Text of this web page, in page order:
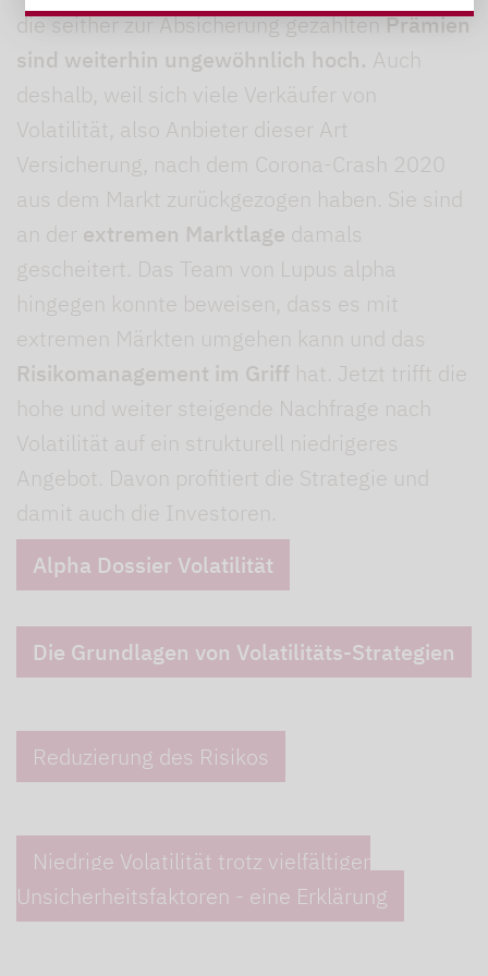
die seither zur Absicherung gezahltenPrämien
sind weiterhin ungewöhnlich hoch. Auch
deshalb, weil sich viele Verkäufer von
Volatilität, also Anbieter dieser Art
Versicherung, nach dem Corona-Crash 2020
aus dem Markt zurückgezogen haben. Sie sind
an der extremen Marktlage damals
gescheitert. Das Team von Lupus alpha
hingegen konnte beweisen, dass es mit
extremen Märkten umgehen kann und das
Risikomanagement im Griff hat. Jetzt trifft die
hohe und weiter steigende Nachfrage nach
Volatilität auf ein strukturell niedrigeres
Angebot. Davon profitiert die Strategie und
damit auch die Investoren.
Alpha Dossier Volatilität
Die Grundlagen von Volatilitäts-Strategien
Reduzierung des Risikos
Niedrige Volatilität trotz vielfältiger
Unsicherheitsfaktoren - eine Erklärung